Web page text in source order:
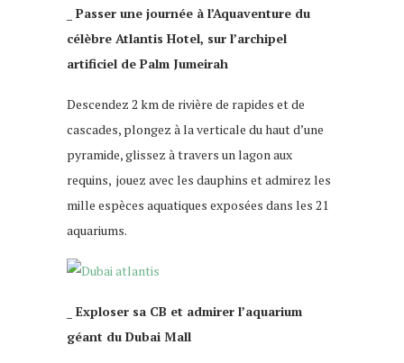
_ Passer une journée à l’Aquaventure du
célèbre Atlantis Hotel, sur l’archipel
artificiel de Palm Jumeirah
Descendez 2 km de rivière de rapides et de
cascades, plongez à la verticale du haut d’une
pyramide, glissez à travers un lagon aux
requins, jouez avec les dauphins et admirez les
mille espèces aquatiques exposées dans les 21
aquariums.
_ Exploser sa CB et admirer l’aquarium
géant du Dubai Mall